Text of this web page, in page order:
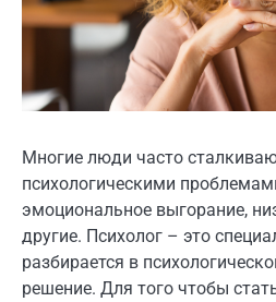
Многие люди часто
психологическими
эмоциональное выгорание,
другие. Психолог – это
разбирается в
решение. Для того чтобы